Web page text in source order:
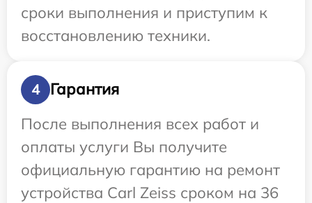
сроки выполнения и приступим к
восстановлению техники.
4
Гарантия
После выполнения всех работ и
оплаты услуги Вы получите
официальную гарантию на ремонт
устройства Carl Zeiss сроком на 36